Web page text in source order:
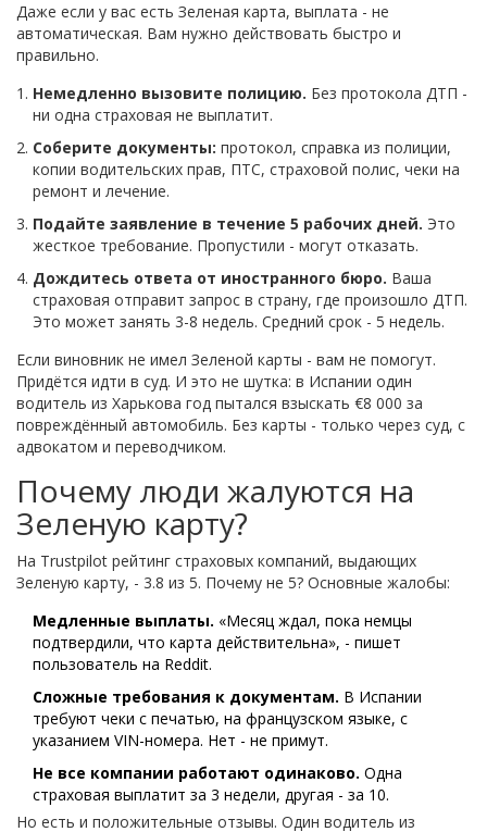
Даже если у вас есть Зеленая карта, выплата - не
автоматическая. Вам нужно действовать быстро и
правильно.
Немедленно вызовите полицию. Без протокола ДТП -
ни одна страховая не выплатит.
Соберите документы: протокол, справка из полиции,
копии водительских прав, ПТС, страховой полис, чеки на
ремонт и лечение.
Подайте заявление в течение 5 рабочих дней. Это
жесткое требование. Пропустили - могут отказать.
Дождитесь ответа от иностранного бюро. Ваша
страховая отправит запрос в страну, где произошло ДТП.
Это может занять 3-8 недель. Средний срок - 5 недель.
Если виновник не имел Зеленой карты - вам не помогут.
Придётся идти в суд. И это не шутка: в Испании один
водитель из Харькова год пытался взыскать €8 000 за
повреждённый автомобиль. Без карты - только через суд, с
адвокатом и переводчиком.
Почему люди жалуются на
Зеленую карту?
На Trustpilot рейтинг страховых компаний, выдающих
Зеленую карту, - 3.8 из 5. Почему не 5? Основные жалобы:
Медленные выплаты. «Месяц ждал, пока немцы
подтвердили, что карта действительна», - пишет
пользователь на Reddit.
Сложные требования к документам. В Испании
требуют чеки с печатью, на французском языке, с
указанием VIN-номера. Нет - не примут.
Не все компании работают одинаково. Одна
страховая выплатит за 3 недели, другая - за 10.
Но есть и положительные отзывы. Один водитель из